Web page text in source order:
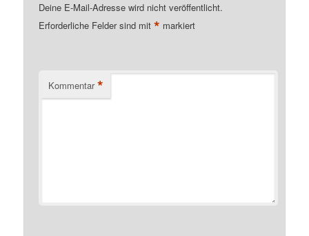
Deine E-Mail-Adresse wird nicht veröffentlicht.
Erforderliche Felder sind mit* markiert
Kommentar *